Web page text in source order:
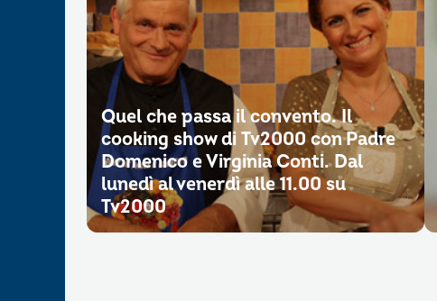
Quel che passa il convento. Il
cooking show di Tv2000 con Padre
Domenico e Virginia Conti. Dal
lunedì al venerdì alle 11.00 su
Tv2000